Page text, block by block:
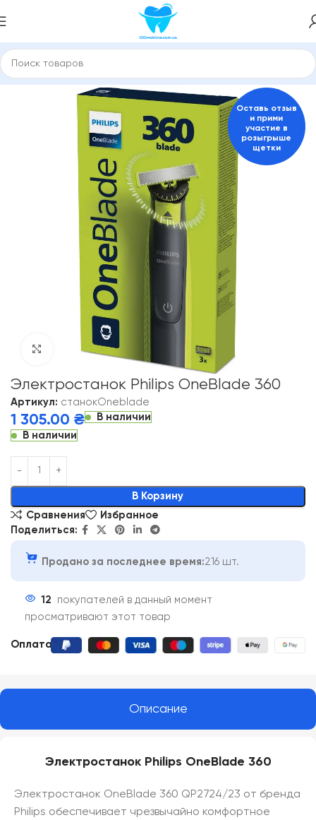
Главная Электробритвы и триммеры, эпиляторы
Click to enlarge
Оставь отзыв
и прими
участие в
розыгрыше
щетки
Электростанок Philips OneBlade 360
Артикул: станокOneblade
1 305.00 ₴
В наличии
В наличии
В Корзину
Alternative:
Сравнения
Избранное
Поделиться:
Продано за последнее время:216 шт.
12
покупателей в данный момент
просматривают этот товар
Оплата:
Описание
Электростанок Philips OneBlade 360
Электростанок OneBlade 360 QP2724/23 от бренда
Philips обеспечивает чрезвычайно комфортное